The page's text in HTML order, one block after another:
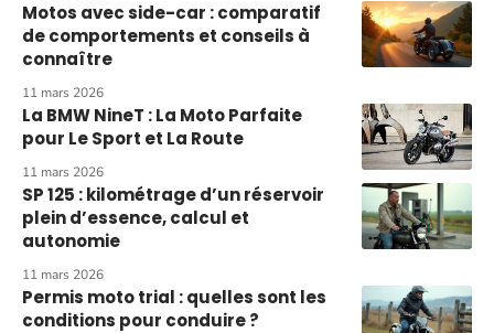
Motos avec side-car : comparatif
de comportements et conseils à
connaître
11 mars 2026
La BMW NineT : La Moto Parfaite
pour Le Sport et La Route
11 mars 2026
SP 125 : kilométrage d’un réservoir
plein d’essence, calcul et
autonomie
11 mars 2026
Permis moto trial : quelles sont les
conditions pour conduire ?